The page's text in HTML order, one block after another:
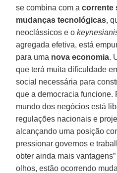
se combina com acorrente
mudanças tecnológicas,
neoclássicos e o
agregada efetiva, está
para uma nova economia.
que terá muita dificuldade
social necessária para
que a democracia funcione.
mundo dos negócios está
regulações nacionais e
alcançando uma posição
pressionar governos e
obter ainda mais
olhos, estão ocorrendo